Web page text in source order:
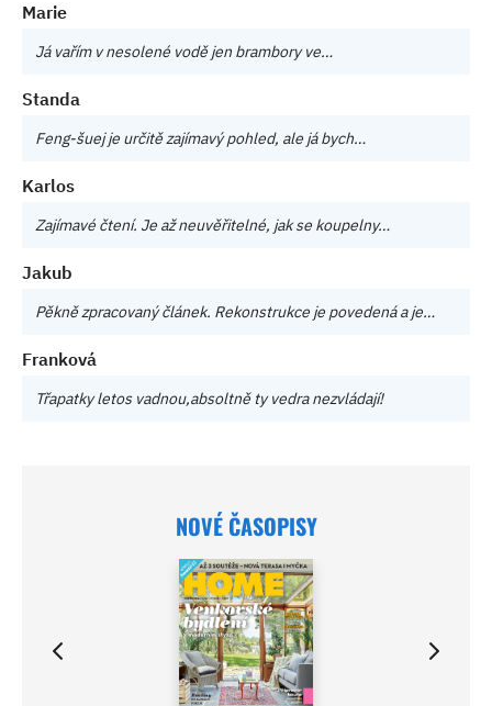
Marie
Já vařím v nesolené vodě jen brambory ve…
Standa
Feng-šuej je určitě zajímavý pohled, ale já bych…
Karlos
Zajímavé čtení. Je až neuvěřitelné, jak se koupelny…
Jakub
Pěkně zpracovaný článek. Rekonstrukce je povedená a je…
Franková
Třapatky letos vadnou,absoltně ty vedra nezvládají!
NOVÉ ČASOPISY